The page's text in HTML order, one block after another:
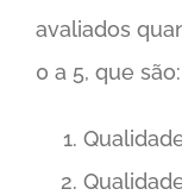
avaliados
0 a 5, que são: